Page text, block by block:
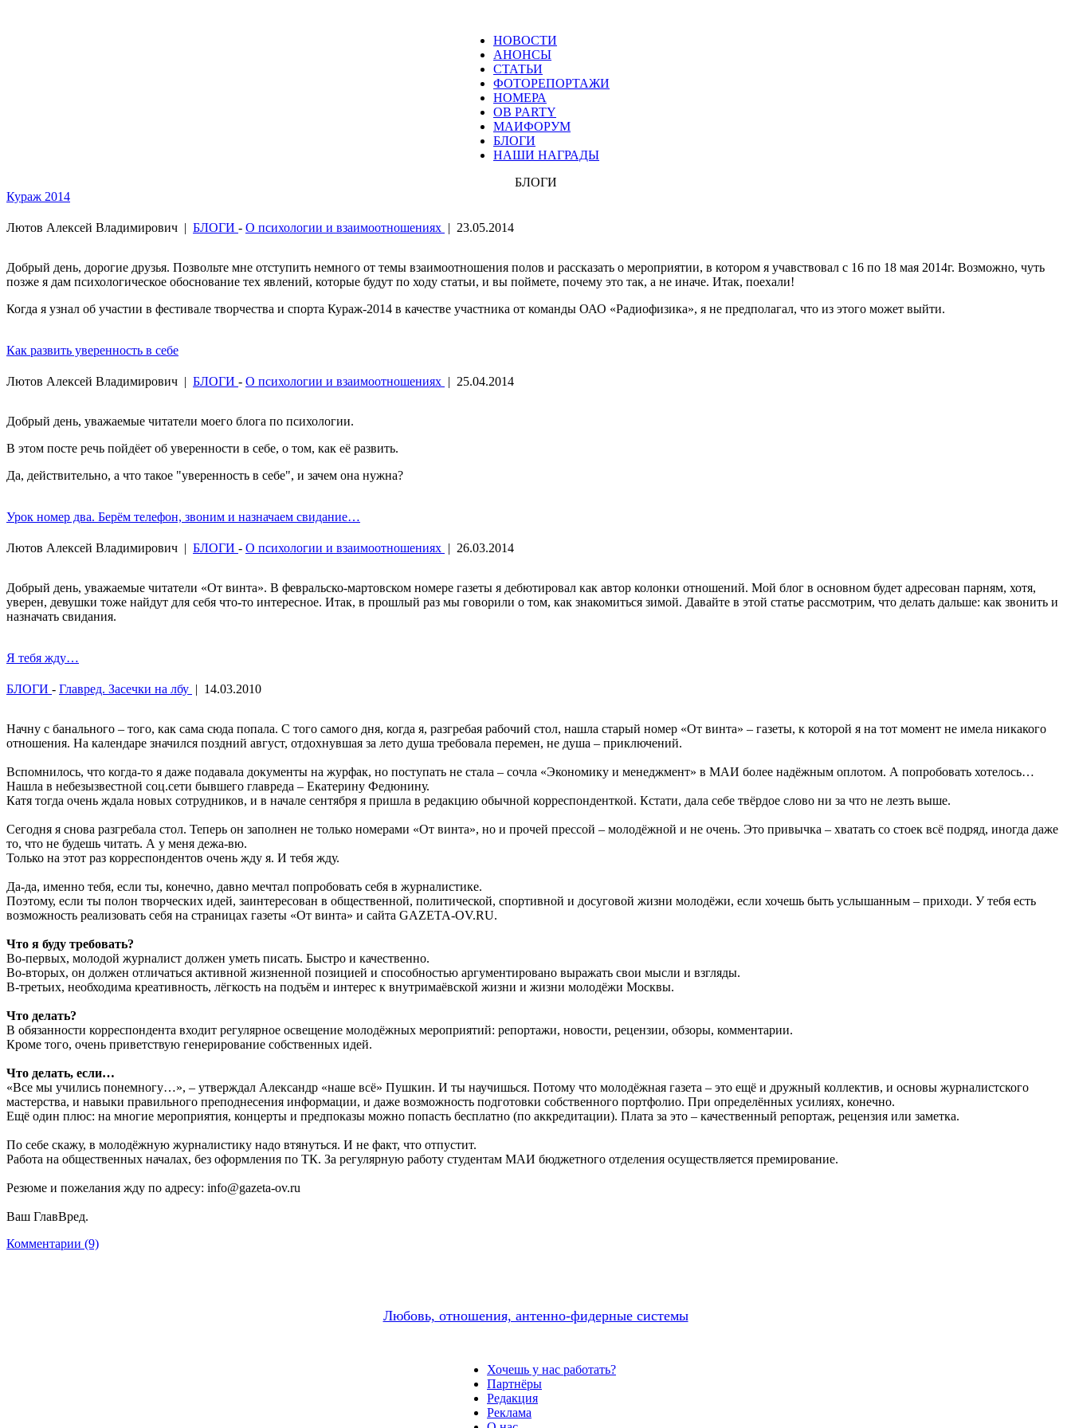
НОВОСТИ
АНОНСЫ
СТАТЬИ
ФОТОРЕПОРТАЖИ
НОМЕРА
ОВ PARTY
МАИФОРУМ
БЛОГИ
НАШИ НАГРАДЫ
БЛОГИ
Кураж 2014
Лютов Алексей Владимирович | БЛОГИ - О психологии и взаимоотношениях | 23.05.2014
Добрый день, дорогие друзья. Позвольте мне отступить немного от темы взаимоотношения полов и рассказать о мероприятии, в котором я учавствовал с 16 по 18 мая 2014г. Возможно, чуть
позже я дам психологическое обоснование тех явлений, которые будут по ходу статьи, и вы поймете, почему это так, а не иначе. Итак, поехали!
Когда я узнал об участии в фестивале творчества и спорта Кураж-2014 в качестве участника от команды ОАО «Радиофизика», я не предполагал, что из этого может выйти.
Как развить уверенность в себе
Лютов Алексей Владимирович | БЛОГИ - О психологии и взаимоотношениях | 25.04.2014
Добрый день, уважаемые читатели моего блога по психологии.
В этом посте речь пойдёет об уверенности в себе, о том, как её развить.
Да, действительно, а что такое "уверенность в себе", и зачем она нужна?
Урок номер два. Берём телефон, звоним и назначаем свидание…
Лютов Алексей Владимирович | БЛОГИ - О психологии и взаимоотношениях | 26.03.2014
Добрый день, уважаемые читатели «От винта». В февральско-мартовском номере газеты я дебютировал как автор колонки отношений. Мой блог в основном будет адресован парням, хотя,
уверен, девушки тоже найдут для себя что-то интересное. Итак, в прошлый раз мы говорили о том, как знакомиться зимой. Давайте в этой статье рассмотрим, что делать дальше: как звонить и
назначать свидания.
Я тебя жду…
БЛОГИ - Главред. Засечки на лбу | 14.03.2010
Начну с банального – того, как сама сюда попала. С того самого дня, когда я, разгребая рабочий стол, нашла старый номер «От винта» – газеты, к которой я на тот момент не имела никакого
отношения. На календаре значился поздний август, отдохнувшая за лето душа требовала перемен, не душа – приключений.
Вспомнилось, что когда-то я даже подавала документы на журфак, но поступать не стала – сочла «Экономику и менеджмент» в МАИ более надёжным оплотом. А попробовать хотелось…
Нашла в небезызвестной соц.сети бывшего главреда – Екатерину Федюнину.
Катя тогда очень ждала новых сотрудников, и в начале сентября я пришла в редакцию обычной корреспонденткой. Кстати, дала себе твёрдое слово ни за что не лезть выше.
Сегодня я снова разгребала стол. Теперь он заполнен не только номерами «От винта», но и прочей прессой – молодёжной и не очень. Это привычка – хватать со стоек всё подряд, иногда даже
то, что не будешь читать. А у меня дежа-вю.
Только на этот раз корреспондентов очень жду я. И тебя жду.
Да-да, именно тебя, если ты, конечно, давно мечтал попробовать себя в журналистике.
Поэтому, если ты полон творческих идей, заинтересован в общественной, политической, спортивной и досуговой жизни молодёжи, если хочешь быть услышанным – приходи. У тебя есть
возможность реализовать себя на страницах газеты «От винта» и сайта GAZETA-OV.RU.
Что я буду требовать?
Во-первых, молодой журналист должен уметь писать. Быстро и качественно.
Во-вторых, он должен отличаться активной жизненной позицией и способностью аргументировано выражать свои мысли и взгляды.
В-третьих, необходима креативность, лёгкость на подъём и интерес к внутримаёвской жизни и жизни молодёжи Москвы.
Что делать?
В обязанности корреспондента входит регулярное освещение молодёжных мероприятий: репортажи, новости, рецензии, обзоры, комментарии.
Кроме того, очень приветствую генерирование собственных идей.
Что делать, если…
«Все мы учились понемногу…», – утверждал Александр «наше всё» Пушкин. И ты научишься. Потому что молодёжная газета – это ещё и дружный коллектив, и основы журналистского
мастерства, и навыки правильного преподнесения информации, и даже возможность подготовки собственного портфолио. При определённых усилиях, конечно.
Ещё один плюс: на многие мероприятия, концерты и предпоказы можно попасть бесплатно (по аккредитации). Плата за это – качественный репортаж, рецензия или заметка.
По себе скажу, в молодёжную журналистику надо втянуться. И не факт, что отпустит.
Работа на общественных началах, без оформления по ТК. За регулярную работу студентам МАИ бюджетного отделения осуществляется премирование.
Резюме и пожелания жду по адресу: info@gazeta-ov.ru
Ваш ГлавВред.
Комментарии (9)
Любовь, отношения, антенно-фидерные системы
Хочешь у нас работать?
Партнёры
Редакция
Реклама